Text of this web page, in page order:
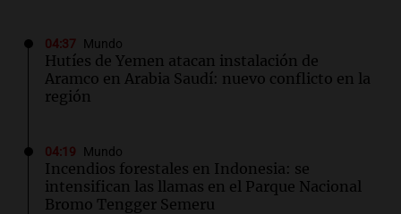
04:37 Mundo
Hutíes de Yemen atacan instalación de
Aramco en Arabia Saudí: nuevo conflicto en la
región
04:19 Mundo
Incendios forestales en Indonesia: se
intensifican las llamas en el Parque Nacional
Bromo Tengger Semeru